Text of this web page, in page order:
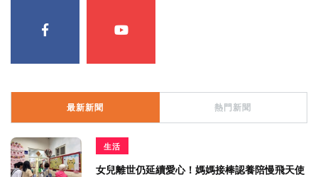
最新新聞 熱門新聞
生活
女兒離世仍延續愛心！媽媽接棒認養陪慢飛天使